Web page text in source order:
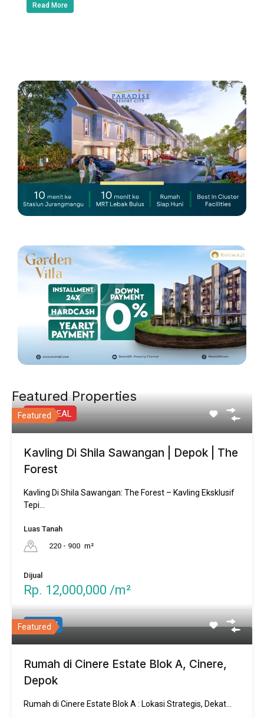
Read More
Featured Properties
Featured
BEST DEAL
Kavling Di Shila Sawangan | Depok | The
Forest
Kavling Di Shila Sawangan: The Forest – Kavling Eksklusif
Tepi…
Luas Tanah
220 - 900 m²
Dijual
Rp. 12,000,000 /m²
Featured
Verified
Rumah di Cinere Estate Blok A, Cinere,
Depok
Rumah di Cinere Estate Blok A : Lokasi Strategis, Dekat…